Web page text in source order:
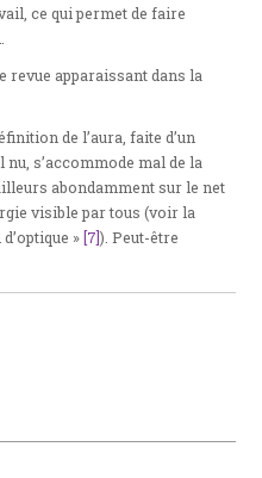
ce qui permet de faire
revue apparaissant dans la
de l’aura, faite d’un
s’accommode mal de la
abondamment sur le net
visible par tous (voir la
» [7]). Peut-être